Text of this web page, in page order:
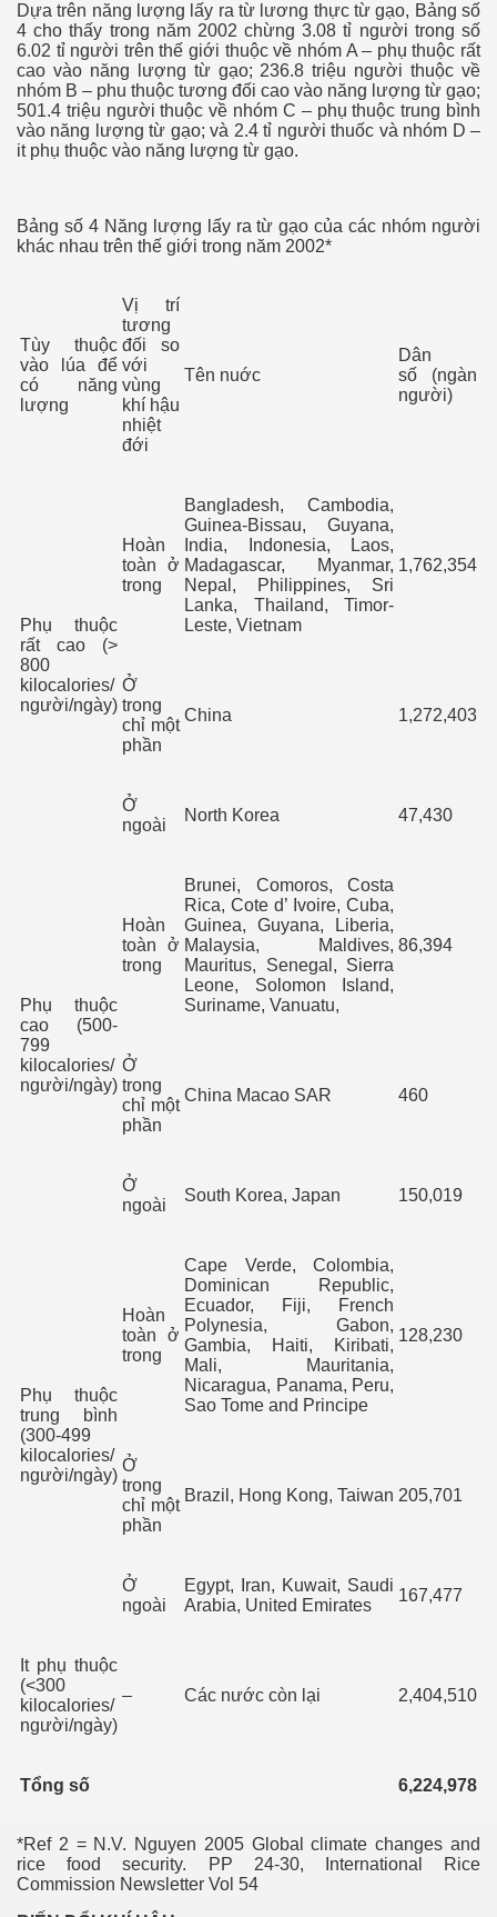
Dựa trên năng lượng lấy ra từ lương thực từ gạo, Bảng số
4 cho thấy trong năm 2002 chừng 3.08 tỉ người trong số
6.02 tỉ người trên thế giới thuộc về nhóm A – phụ thuộc rất
cao vào năng lượng từ gạo; 236.8 triệu người thuộc về
nhóm B – phu thuộc tương đối cao vào năng lượng từ gạo;
501.4 triệu người thuộc về nhóm C – phụ thuộc trung bình
vào năng lượng từ gạo; và 2.4 tỉ người thuốc và nhóm D –
it phụ thuộc vào năng lượng từ gạo.
Bảng số 4 Năng lượng lấy ra từ gạo của các nhóm người
khác nhau trên thế giới trong năm 2002*
Tùy thuộc
vào lúa để
có năng
lượng
Vị trí
tương
đối so
với
vùng
khí hậu
nhiệt
đới
Tên nuớc
Dân
số (ngàn
người)
Phụ thuộc
rất cao (>
800
kilocalories/
người/ngày)
Hoàn
toàn ở
trong
Bangladesh, Cambodia,
Guinea-Bissau, Guyana,
India, Indonesia, Laos,
Madagascar, Myanmar,
Nepal, Philippines, Sri
Lanka, Thailand, Timor-
Leste, Vietnam
1,762,354
Ở
trong
chỉ một
phần
China 1,272,403
Ở
ngoài
North Korea 47,430
Phụ thuộc
cao (500-
799
kilocalories/
người/ngày)
Hoàn
toàn ở
trong
Brunei, Comoros, Costa
Rica, Cote d’ Ivoire, Cuba,
Guinea, Guyana, Liberia,
Malaysia, Maldives,
Mauritus, Senegal, Sierra
Leone, Solomon Island,
Suriname, Vanuatu,
86,394
Ở
trong
chỉ một
phần
China Macao SAR 460
Ở
ngoài
South Korea, Japan 150,019
Phụ thuộc
trung bình
(300-499
kilocalories/
người/ngày)
Hoàn
toàn ở
trong
Cape Verde, Colombia,
Dominican Republic,
Ecuador, Fiji, French
Polynesia, Gabon,
Gambia, Haiti, Kiribati,
Mali, Mauritania,
Nicaragua, Panama, Peru,
Sao Tome and Principe
128,230
Ở
trong
chỉ một
phần
Brazil, Hong Kong, Taiwan 205,701
Ở
ngoài
Egypt, Iran, Kuwait, Saudi
Arabia, United Emirates
167,477
It phụ thuộc
(<300
kilocalories/
người/ngày)
– Các nước còn lại 2,404,510
Tổng số 6,224,978
*Ref 2 = N.V. Nguyen 2005 Global climate changes and
rice food security. PP 24-30, International Rice
Commission Newsletter Vol 54
quốc
BS Thú Y VNCH
Miền Nam VN. Phần 2
tử...